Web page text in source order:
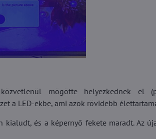
mögötte helyezkednek el
a LED-ekbe, ami azok rövidebb
kialudt, és a képernyő fekete maradt. Az